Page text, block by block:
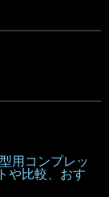
用コンプレッ
や比較、おす